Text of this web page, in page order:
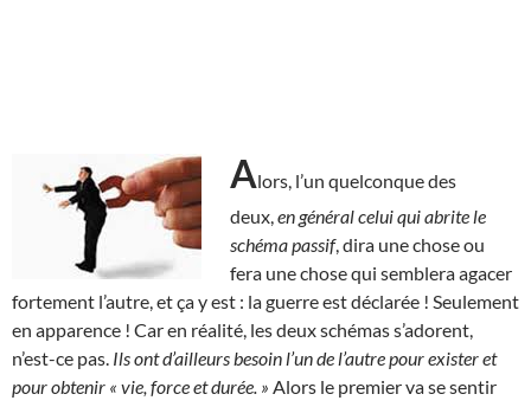
Alors, l’un quelconque des
deux, en général celui qui abrite le
schéma passif, dira une chose ou
fera une chose qui semblera agacer
fortement l’autre, et ça y est : la guerre est déclarée ! Seulement
en apparence ! Car en réalité, les deux schémas s’adorent,
n’est-ce pas. Ils ont d’ailleurs besoin l’un de l’autre pour exister et
pour obtenir « vie, force et durée. » Alors le premier va se sentir